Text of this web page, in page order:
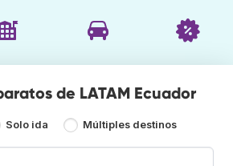
de LATAM Ecuador
Solo ida Múltiples destinos